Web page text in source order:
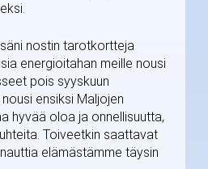
nostin tarotkortteja
energioitahan meille nousi
pois syyskuun
ensiksi Maljojen
hyvää oloa ja onnellisuutta,
Toiveetkin saattavat
elämästämme täysin